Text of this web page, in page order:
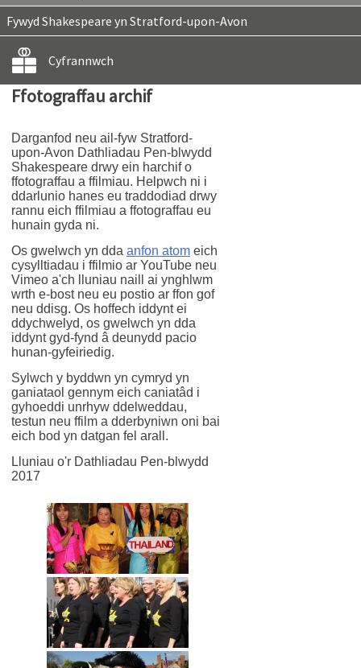
Fywyd Shakespeare yn Stratford-upon-Avon
Cyfrannwch
Ffotograffau archif
Darganfod neu ail-fyw Stratford-
upon-Avon Dathliadau Pen-blwydd
Shakespeare drwy ein harchif o
ffotograffau a ffilmiau. Helpwch ni i
ddarlunio hanes eu traddodiad drwy
rannu eich ffilmiau a ffotograffau eu
hunain gyda ni.
Os gwelwch yn dda anfon atom eich
cysylltiadau i ffilmio ar YouTube neu
Vimeo a'ch lluniau naill ai ynghlwm
wrth e-bost neu eu postio ar ffon gof
neu ddisg. Os hoffech iddynt ei
ddychwelyd, os gwelwch yn dda
iddynt gyd-fynd â deunydd pacio
hunan-gyfeiriedig.
Sylwch y byddwn yn cymryd yn
ganiataol gennym eich caniatâd i
gyhoeddi unrhyw ddelweddau,
testun neu ffilm a dderbyniwn oni bai
eich bod yn datgan fel arall.
Lluniau o'r Dathliadau Pen-blwydd
2017